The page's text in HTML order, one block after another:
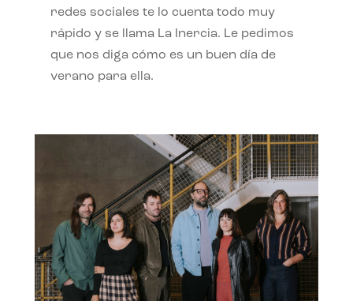
redes sociales te lo cuenta todo muy
rápido y se llama La Inercia. Le pedimos
que nos diga cómo es un buen día de
verano para ella.